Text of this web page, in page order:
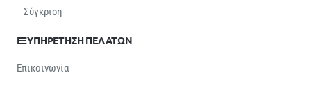
Σύγκριση
ΕΞΥΠΗΡΕΤΗΣΗ ΠΕΛΑΤΩΝ
Επικοινωνία